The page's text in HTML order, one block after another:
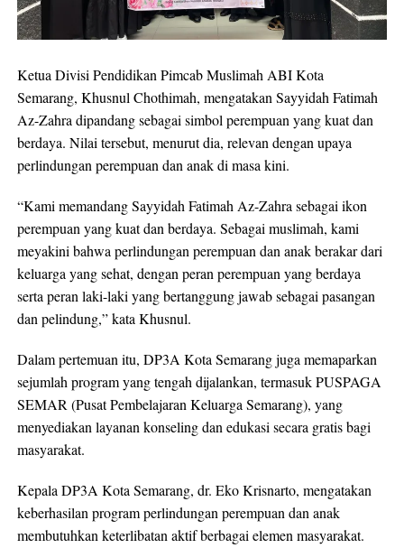
Ketua Divisi Pendidikan Pimcab Muslimah ABI Kota
Semarang, Khusnul Chothimah, mengatakan Sayyidah Fatimah
Az-Zahra dipandang sebagai simbol perempuan yang kuat dan
berdaya. Nilai tersebut, menurut dia, relevan dengan upaya
perlindungan perempuan dan anak di masa kini.
“Kami memandang Sayyidah Fatimah Az-Zahra sebagai ikon
perempuan yang kuat dan berdaya. Sebagai muslimah, kami
meyakini bahwa perlindungan perempuan dan anak berakar dari
keluarga yang sehat, dengan peran perempuan yang berdaya
serta peran laki-laki yang bertanggung jawab sebagai pasangan
dan pelindung,” kata Khusnul.
Dalam pertemuan itu, DP3A Kota Semarang juga memaparkan
sejumlah program yang tengah dijalankan, termasuk PUSPAGA
SEMAR (Pusat Pembelajaran Keluarga Semarang), yang
menyediakan layanan konseling dan edukasi secara gratis bagi
masyarakat.
Kepala DP3A Kota Semarang, dr. Eko Krisnarto, mengatakan
keberhasilan program perlindungan perempuan dan anak
membutuhkan keterlibatan aktif berbagai elemen masyarakat.